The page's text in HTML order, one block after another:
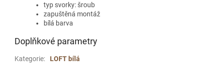
typ svorky: šroub
zapuštěná montáž
bílá barva
Doplňkové parametry
Kategorie:
LOFT bílá